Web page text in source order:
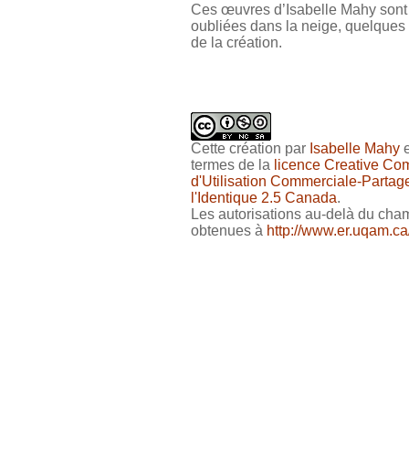
Ces œuvres d’Isabelle Mahy
oubliées dans la neige,
de la création.
Cette création par Isabelle Mahy
termes de la licence Creative
d'Utilisation Commerciale-
l'Identique 2.5 Canada.
Les autorisations au-delà du
obtenues à http://